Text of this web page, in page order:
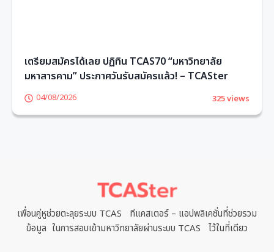
เตรียมสมัครได้เลย ปฏิทิน TCAS70 “มหาวิทยาลัย
มหาสารคาม” ประกาศวันรับสมัครแล้ว! – TCASter
04/08/2026 325 views
เพื่อนคู่หูช่วยตะลุยระบบ TCAS ทีแคสเตอร์ – แอปพลิเคชั่นที่ช่วยรวม